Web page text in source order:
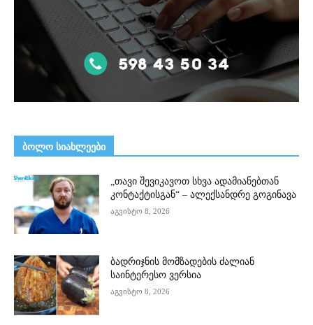
ᲑᲝᲚᲝ ᲡᲘᲐᲮᲚᲔᲔᲑᲘ
„თავი შევიკავოთ სხვა ადამიანებთან
კონტაქტისგან“ – ალექსანდრე გოგინავა
აგვისტო 8, 2026
ბადრიჯნის მომზადების ძალიან
საინტერესო ვერსია
აგვისტო 8, 2026